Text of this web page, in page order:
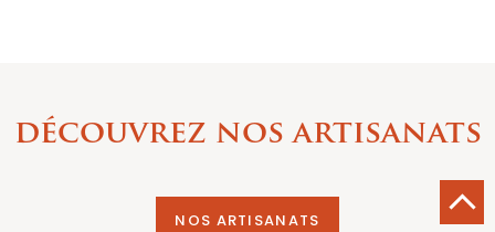
découvrez nos artisanats
NOS ARTISANATS